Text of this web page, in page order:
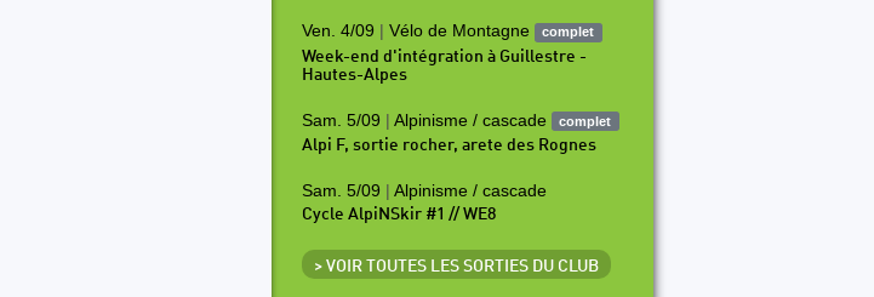
Ven. 4/09 | Vélo de Montagne complet
Week-end d'intégration à Guillestre -
Hautes-Alpes
Sam. 5/09 | Alpinisme / cascade complet
Alpi F, sortie rocher, arete des Rognes
Sam. 5/09 | Alpinisme / cascade
Cycle AlpiNSkir #1 // WE8
> VOIR TOUTES LES SORTIES DU CLUB